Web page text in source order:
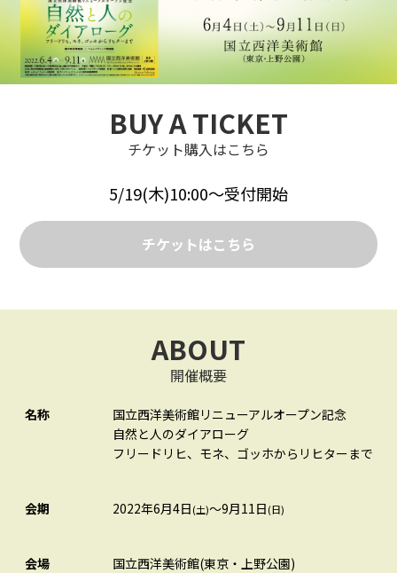
BUY A TICKET
チケット購入はこちら
5/19(木)10:00～受付開始
チケットはこちら
ABOUT
開催概要
名称
国立西洋美術館リニューアルオープン記念
自然と人のダイアローグ
フリードリヒ、モネ、ゴッホからリヒターまで
会期 2022年6月4日(土)～9月11日(日)
会場 国立西洋美術館(東京・上野公園)